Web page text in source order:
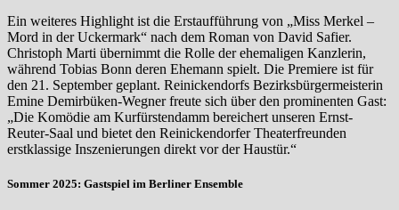
Ein weiteres Highlight ist die Erstaufführung von „Miss Merkel –
Mord in der Uckermark“ nach dem Roman von David Safier.
Christoph Marti übernimmt die Rolle der ehemaligen Kanzlerin,
während Tobias Bonn deren Ehemann spielt. Die Premiere ist für
den 21. September geplant. Reinickendorfs Bezirksbürgermeisterin
Emine Demirbüken-Wegner freute sich über den prominenten Gast:
„Die Komödie am Kurfürstendamm bereichert unseren Ernst-
Reuter-Saal und bietet den Reinickendorfer Theaterfreunden
erstklassige Inszenierungen direkt vor der Haustür.“
Sommer 2025: Gastspiel im Berliner Ensemble